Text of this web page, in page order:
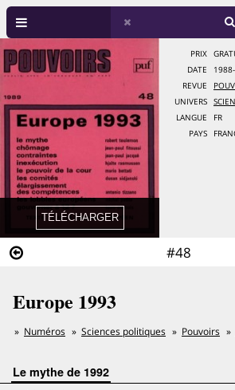
#48
PRIX
DATE
REVUE
UNIVERS
LANGUE
FR
PAYS
Europe 1993
Numéros Sciences politiques Pouvoirs
Le mythe de 1992